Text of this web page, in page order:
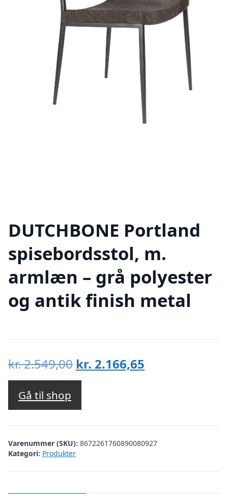
DUTCHBONE Portland
spisebordsstol, m.
armlæn – grå polyester
og antik finish metal
kr.2.549,00 Den
oprindelige
var:
kr. 2.549,00.
kr. 2.166,65
kr. 2.166,65.
Gå til shop
Varenummer (SKU): 8672261760890080927
Kategori: Produkter